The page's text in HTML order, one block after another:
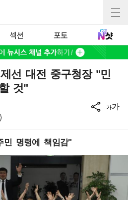
섹션 포토
선 대전 중구청장 "민
것"
가가
민 명령에 책임감"